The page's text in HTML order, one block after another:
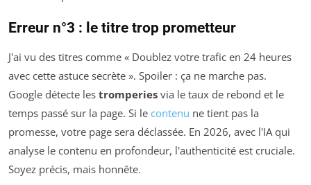
Erreur n°3 : le titre trop prometteur
J'ai vu des titres comme « Doublez votre trafic en 24 heures
avec cette astuce secrète ». Spoiler : ça ne marche pas.
Google détecte les tromperies via le taux de rebond et le
temps passé sur la page. Si le contenu ne tient pas la
promesse, votre page sera déclassée. En 2026, avec l'IA qui
analyse le contenu en profondeur, l'authenticité est cruciale.
Soyez précis, mais honnête.